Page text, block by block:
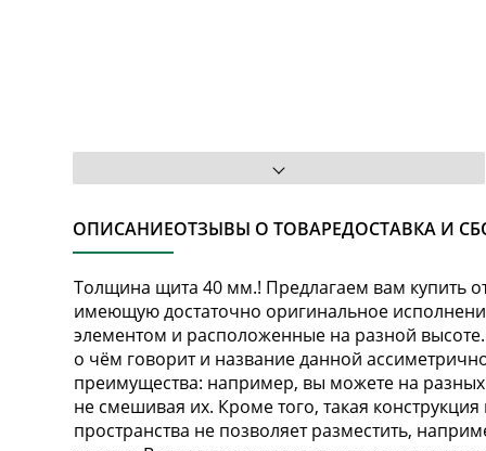
ОПИСАНИЕОТЗЫВЫ О ТОВАРЕДОСТАВКА И
Толщина щита 40 мм.! Предлагаем вам купить
имеющую достаточно оригинальное
элементом и расположенные на разной
о чём говорит и название данной
преимущества: например, вы можете на
не смешивая их. Кроме того, такая
пространства не позволяет разместить,